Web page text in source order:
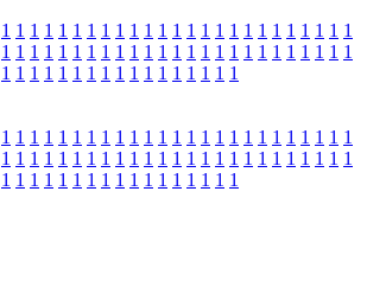
1 1 1 1 1 1 1 1 1 1 1 1 1 1 1 1 1 1 1 1 1 1 1 1 1
1 1 1 1 1 1 1 1 1 1 1 1 1 1 1 1 1 1 1 1 1 1 1 1 1
1 1 1 1 1 1 1 1 1 1 1 1 1 1 1 1 1
1 1 1 1 1 1 1 1 1 1 1 1 1 1 1 1 1 1 1 1 1 1 1 1 1
1 1 1 1 1 1 1 1 1 1 1 1 1 1 1 1 1 1 1 1 1 1 1 1 1
1 1 1 1 1 1 1 1 1 1 1 1 1 1 1 1 1